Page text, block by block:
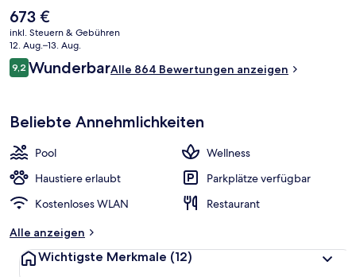
Los Fuegos, eins von 2 Restaurants, serviert argentinische Küche
und ist zum Frühstück, Mittagessen und Abendessen geöffnet. Als
weitere Highlights bietet dieses Hotel im luxuriösen Stil 2
Bars/Lounges, einen Nachtclub und eine Poolbar. Andere Reisende
haben viel Gutes über das hilfsbereite Personal zu berichten.
Der
aktuelle
Preis
beträgt
673 €.
673 €
inkl. Steuern & Gebühren
12. Aug.–13. Aug.
Bewertungen
9,29,2 von 10.
WunderbarAlle 864 Bewertungen anzeigen
Beliebte Annehmlichkeiten
Pool
Wellness
Haustiere erlaubt
Parkplätze verfügbar
Kostenloses WLAN
Restaurant
Alle anzeigen
Wichtigste Merkmale (12)